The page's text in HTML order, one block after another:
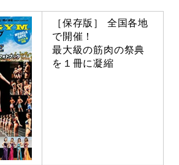
［保存版］ 全国各地
で開催！
最大級の筋肉の祭典
を１冊に凝縮